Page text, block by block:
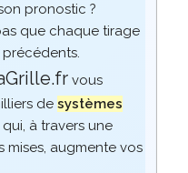
pronostic ?
que chaque tirage
vous
de systèmes
qui, à travers une
mises, augmente vos